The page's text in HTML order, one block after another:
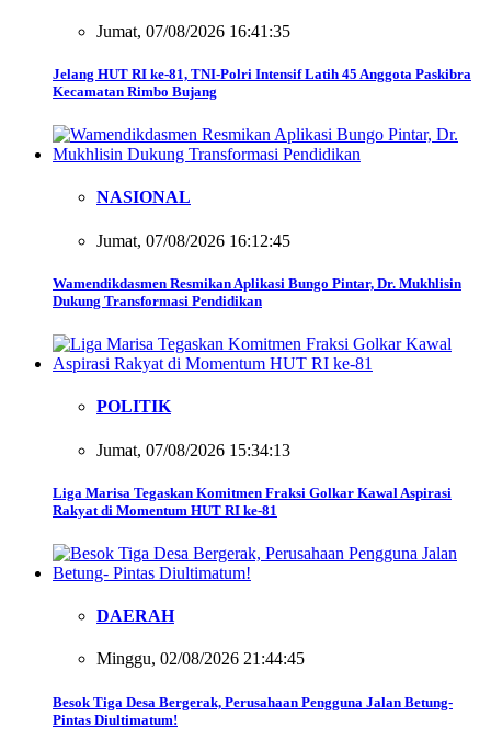
Jumat, 07/08/2026 16:41:35
Jelang HUT RI ke-81, TNI-Polri Intensif Latih 45 Anggota Paskibra
Kecamatan Rimbo Bujang
NASIONAL
Jumat, 07/08/2026 16:12:45
Wamendikdasmen Resmikan Aplikasi Bungo Pintar, Dr. Mukhlisin
Dukung Transformasi Pendidikan
POLITIK
Jumat, 07/08/2026 15:34:13
Liga Marisa Tegaskan Komitmen Fraksi Golkar Kawal Aspirasi
Rakyat di Momentum HUT RI ke-81
DAERAH
Minggu, 02/08/2026 21:44:45
Besok Tiga Desa Bergerak, Perusahaan Pengguna Jalan Betung-
Pintas Diultimatum!